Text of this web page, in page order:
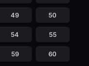
49 50
54 55
59 60